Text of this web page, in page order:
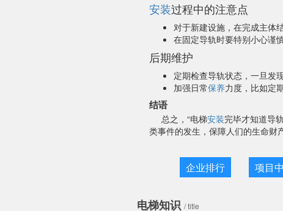
安装过程中的注意点
对于新建设施，在完成主体
在固定导轨时要特别小心谨
后期维护
定期检查导轨状态，一旦发
加强日常保养力度，比如定
结语
总之，“电梯安装完毕才知道导
类事件的发生，保障人们的生命财
企业排行 项目
电梯知识 / title